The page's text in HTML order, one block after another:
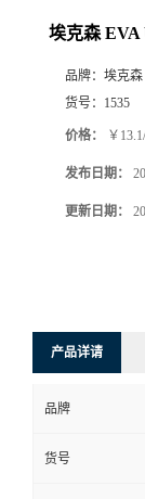
埃克森 EVA
品牌： 埃克森
货号： 1535
价格： ￥
发布日期：
更新日期：
产品详请
品牌
货号